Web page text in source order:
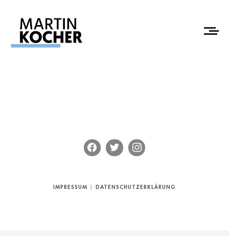
IMPRESSUM | DATENSCHUTZERKLÄRUNG